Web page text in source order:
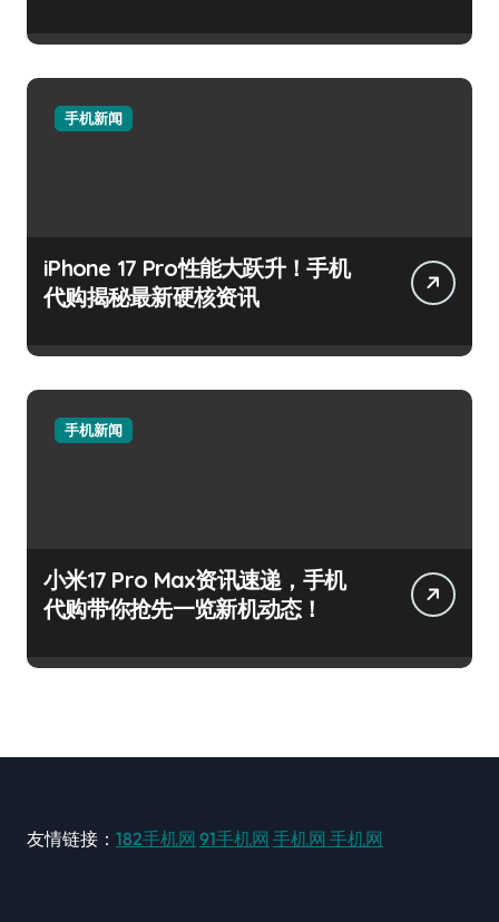
手机新闻
iPhone 17 Pro性能大跃升！手机
代购揭秘最新硬核资讯
手机新闻
小米17 Pro Max资讯速递，手机
代购带你抢先一览新机动态！
友情链接： 182手机网 91手机网 手机网 手机网